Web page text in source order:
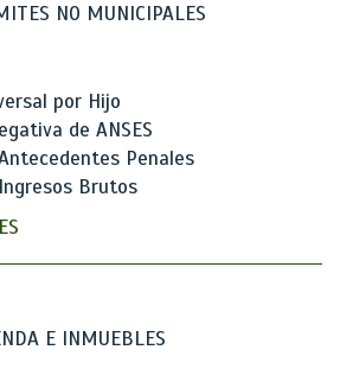
NO MUNICIPALES
por Hijo
de ANSES
Penales
Brutos
E INMUEBLES